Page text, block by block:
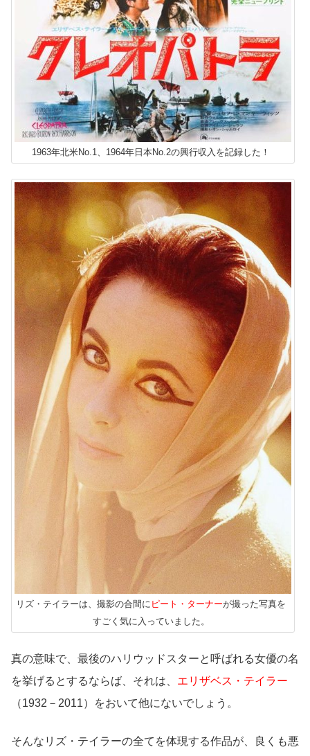
1963年北米No.1、1964年日本No.2の興行収入を記録した！
リズ・テイラーは、撮影の合間に ピート・ターナーが撮った写真を
すごく気に入っていました。
真の意味で、最後のハリウッドスターと呼ばれる女優の名
を挙げるとするならば、それは、 エリザベス・テイラー
（1932－2011）をおいて他にないでしょう。
そんなリズ・テイラーの全てを体現する作品が、良くも悪